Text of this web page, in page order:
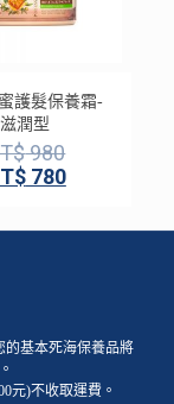
護髮保養霜-
滋潤型
980
780
的基本死海保養品將
元)不收取運費。